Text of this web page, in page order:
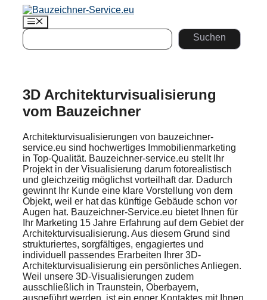
Inhalt
springen
Menü
Suchen Suchen
3D Architekturvisualisierung
vom Bauzeichner
Architekturvisualisierungen von bauzeichner-
service.eu sind hochwertiges Immobilienmarketing
in Top-Qualität. Bauzeichner-service.eu stellt Ihr
Projekt in der Visualisierung darum fotorealistisch
und gleichzeitig möglichst vorteilhaft dar. Dadurch
gewinnt Ihr Kunde eine klare Vorstellung von dem
Objekt, weil er hat das künftige Gebäude schon vor
Augen hat. Bauzeichner-Service.eu bietet Ihnen für
Ihr Marketing 15 Jahre Erfahrung auf dem Gebiet der
Architekturvisualisierung. Aus diesem Grund sind
strukturiertes, sorgfältiges, engagiertes und
individuell passendes Erarbeiten Ihrer 3D-
Architekturvisualisierung ein persönliches Anliegen.
Weil unsere 3D-Visualisierungen zudem
ausschließlich in Traunstein, Oberbayern,